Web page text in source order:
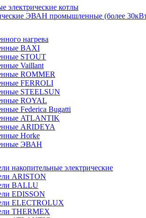
электрические котлы
ЭВАН промышленные (более
нагрева
BAXI
STOUT
Vaillant
ROMMER
FERROLI
STEELSUN
ROYAL
Federica Bugatti
ATLANTIK
ARIDEYA
Horke
ЭВАН
накопительные электрические
ARISTON
BALLU
EDISSON
ELECTROLUX
THERMEX